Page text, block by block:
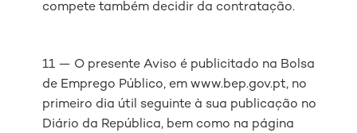
compete também decidir da contratação.
11 — O presente Aviso é publicitado na Bolsa
de Emprego Público, em www.bep.gov.pt, no
primeiro dia útil seguinte à sua publicação no
Diário da República, bem como na página